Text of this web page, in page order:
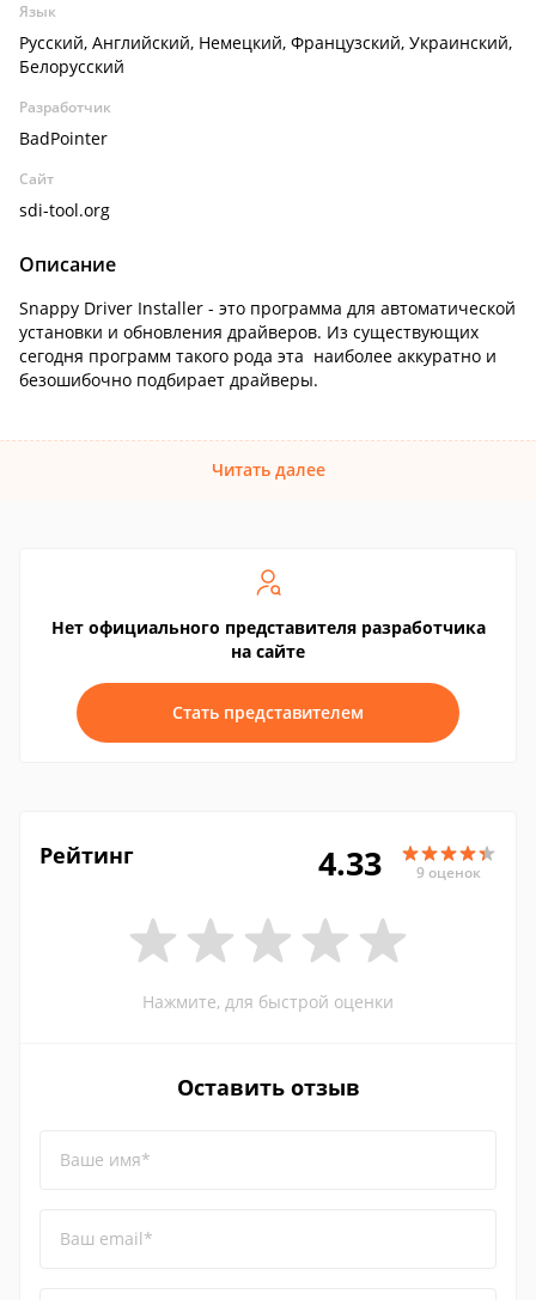
Язык
Русский, Английский, Немецкий, Французский, Украинский,
Белорусский
Разработчик
BadPointer
Сайт
sdi-tool.org
Описание
Snappy Driver Installer - это программа для автоматической
установки и обновления драйверов. Из существующих
сегодня программ такого рода эта наиболее аккуратно и
безошибочно подбирает драйверы.
Читать далее
Нет официального представителя разработчика
на сайте
Стать представителем
Рейтинг 4.33 9 оценок
Нажмите, для быстрой оценки
Оставить отзыв
Ваше имя*
Ваш email*